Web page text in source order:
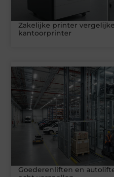
Zakelijke printer
kantoorprinter
Goederenliften en